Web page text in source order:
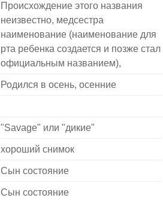
Происхождение этого названия
неизвестно, медсестра
наименование (наименование для
рта ребенка создается и позже стал
официальным названием),
Родился в осень, осенние
"Savage" или "дикие"
хороший снимок
Сын состояние
Сын состояние